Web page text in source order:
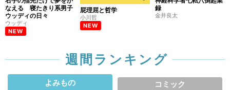
なえる 寝たきり系男子
ウッディの日々
ウッディ
NEW
屁理屈と哲学
小川哲
NEW
録
金井良太
週間ランキング
よみもの コミック